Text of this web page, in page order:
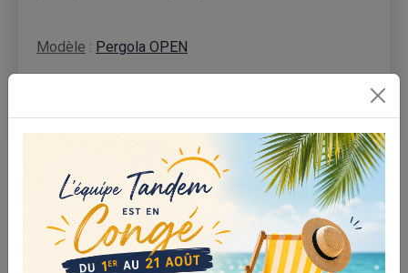
Modèle : Pergola OPEN
Quelques photos du projet